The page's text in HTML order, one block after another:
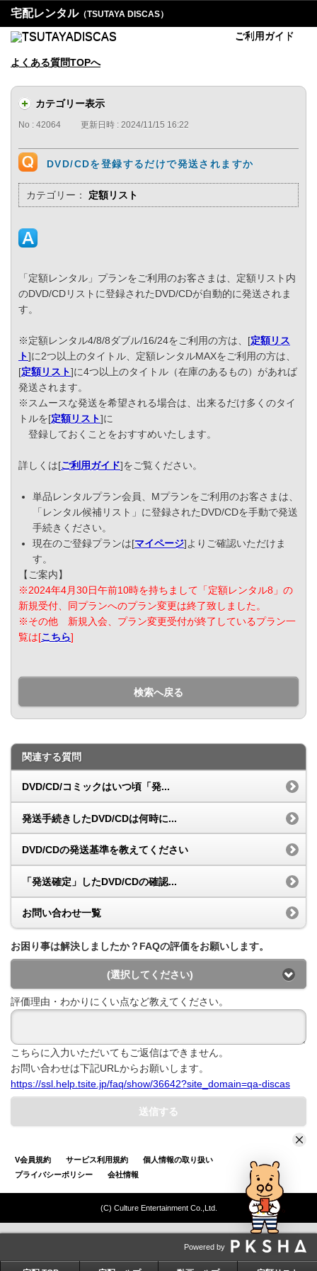
宅配レンタル（TSUTAYA DISCAS）
ご利用ガイド
よくある質問TOPへ
カテゴリー表示
No : 42064 更新日時 : 2024/11/15 16:22
DVD/CDを登録するだけで発送されますか
カテゴリー： 定額リスト
「定額レンタル」プランをご利用のお客さまは、定額リスト内
のDVD/CDリストに登録されたDVD/CDが自動的に発送されま
す。
※定額レンタル4/8/8ダブル/16/24をご利用の方は、[定額リス
ト]に2つ以上のタイトル、定額レンタルMAXをご利用の方は、
[定額リスト]に4つ以上のタイトル（在庫のあるもの）があれば
発送されます。
※スムースな発送を希望される場合は、出来るだけ多くのタイ
トルを[定額リスト]に
登録しておくことをおすすめいたします。
詳しくは[ご利用ガイド]をご覧ください。
単品レンタルプラン会員、Mプランをご利用のお客さまは、
「レンタル候補リスト」に登録されたDVD/CDを手動で発送
手続きください。
現在のご登録プランは[マイページ]よりご確認いただけま
す。
【ご案内】
※2024年4月30日午前10時を持ちまして「定額レンタル8」の
新規受付、同プランへのプラン変更は終了致しました。
※その他 新規入会、プラン変更受付が終了しているプラン一
覧は[こちら]
検索へ戻る
関連する質問
DVD/CD/コミックはいつ頃「発...
発送手続きしたDVD/CDは何時に...
DVD/CDの発送基準を教えてください
「発送確定」したDVD/CDの確認...
お問い合わせ一覧
お困り事は解決しましたか？FAQの評価をお願いします。
(選択してください)
評価理由・わかりにくい点など教えてください。
こちらに入力いただいてもご返信はできません。
お問い合わせは下記URLからお願いします。
https://ssl.help.tsite.jp/faq/show/36642?site_domain=qa-discas
送信する
V会員規約 サービス利用規約
個人情報の取り扱い
プライバシーポリシー
会社情報
(C) Culture Entertainment Co.,Ltd.
Powered by